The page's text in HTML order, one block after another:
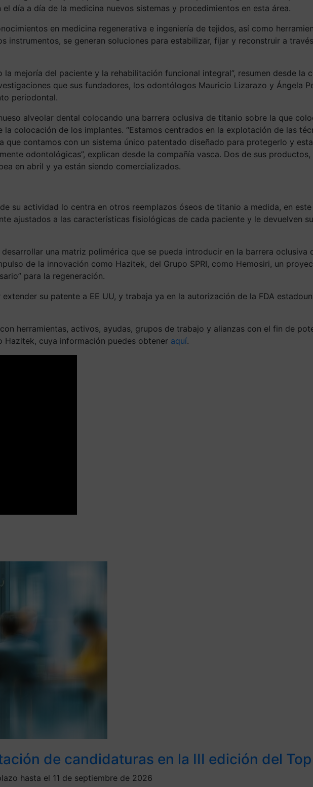
día a día de la medicina nuevos sistemas y procedimientos en esta área.
en medicina regenerativa e ingeniería de tejidos, así como
instrumentos, se generan soluciones para estabilizar, fijar y reconstruir a
mejoría del paciente y la rehabilitación funcional integral”, resumen desde la
que sus fundadores, los odontólogos Mauricio Lizarazo y Ángela
periodontal.
alveolar dental colocando una barrera oclusiva de titanio sobre la que
colocación de los implantes. “Estamos centrados en la explotación de las
que contamos con un sistema único patentado diseñado para protegerlo y
odontológicas”, explican desde la compañía vasca. Dos de sus
en abril y ya están siendo comercializados.
su actividad lo centra en otros reemplazos óseos de titanio a medida, en
ajustados a las características fisiológicas de cada paciente y le devuelven
una matriz polimérica que se pueda introducir en la barrera oclusiva
de la innovación como Hazitek, del Grupo SPRI, como Hemosiri, un
para la regeneración.
su patente a EE UU, y trabaja ya en la autorización de la FDA
herramientas, activos, ayudas, grupos de trabajo y alianzas con el fin de
cuya información puedes obtener aquí.
de candidaturas en la III edición del Top
hasta el 11 de septiembre de 2026